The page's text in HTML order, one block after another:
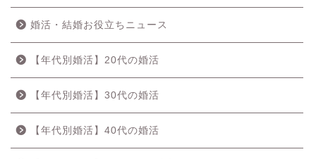
婚活・結婚お役立ちニュース
【年代別婚活】20代の婚活
【年代別婚活】30代の婚活
【年代別婚活】40代の婚活